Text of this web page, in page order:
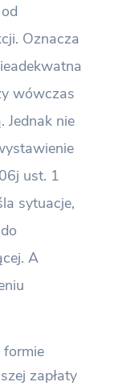
Oznacza
wówczas
Jednak nie
ust. 1
sytuacje,
A
formie
zapłaty